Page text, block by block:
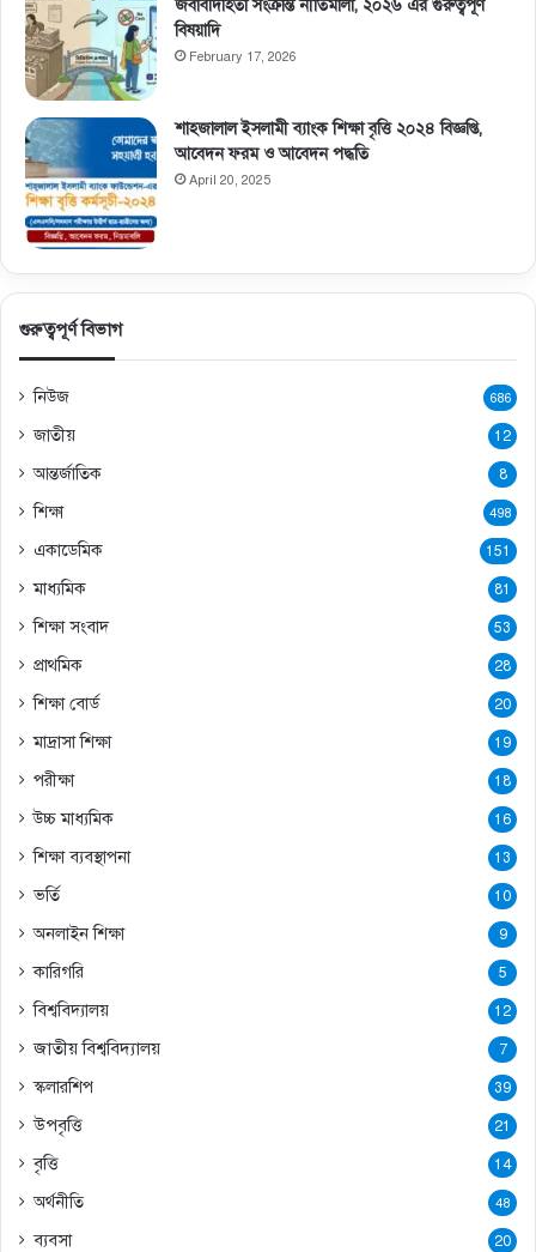
জবাবদিহিতা সংক্রান্ত নীতিমালা, ২০২৬ এর গুরুত্বপূর্ণ
বিষয়াদি
February 17, 2026
শাহজালাল ইসলামী ব্যাংক শিক্ষা বৃত্তি ২০২৪ বিজ্ঞপ্তি,
আবেদন ফরম ও আবেদন পদ্ধতি
April 20, 2025
গুরুত্বপূর্ণ বিভাগ
নিউজ 686
জাতীয় 12
আন্তর্জাতিক 8
শিক্ষা 498
একাডেমিক 151
মাধ্যমিক 81
শিক্ষা সংবাদ 53
প্রাথমিক 28
শিক্ষা বোর্ড 20
মাদ্রাসা শিক্ষা 19
পরীক্ষা 18
উচ্চ মাধ্যমিক 16
শিক্ষা ব্যবস্থাপনা 13
ভর্তি 10
অনলাইন শিক্ষা 9
কারিগরি 5
বিশ্ববিদ্যালয় 12
জাতীয় বিশ্ববিদ্যালয় 7
স্কলারশিপ 39
উপবৃত্তি 21
বৃত্তি 14
অর্থনীতি 48
ব্যবসা 20